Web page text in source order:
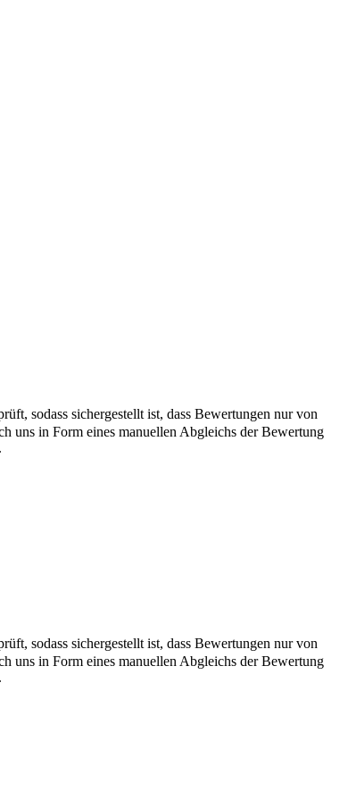
sodass sichergestellt ist, dass Bewertungen nur von
uns in Form eines manuellen Abgleichs der Bewertung
sodass sichergestellt ist, dass Bewertungen nur von
uns in Form eines manuellen Abgleichs der Bewertung